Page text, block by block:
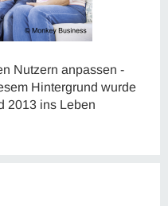
Nutzern anpassen -
Hintergrund wurde
2013 ins Leben